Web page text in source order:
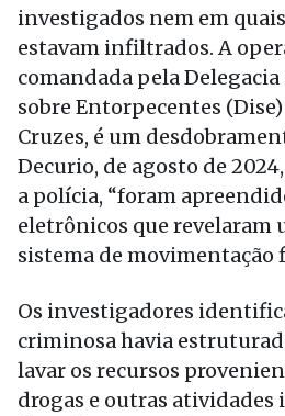
investigados nem em
estavam infiltrados. A
comandada pela
sobre Entorpecentes
Cruzes, é um
Decurio, de agosto de
a polícia, “foram
eletrônicos que revelaram
sistema de movimentação
Os investigadores
criminosa havia
lavar os recursos
drogas e outras